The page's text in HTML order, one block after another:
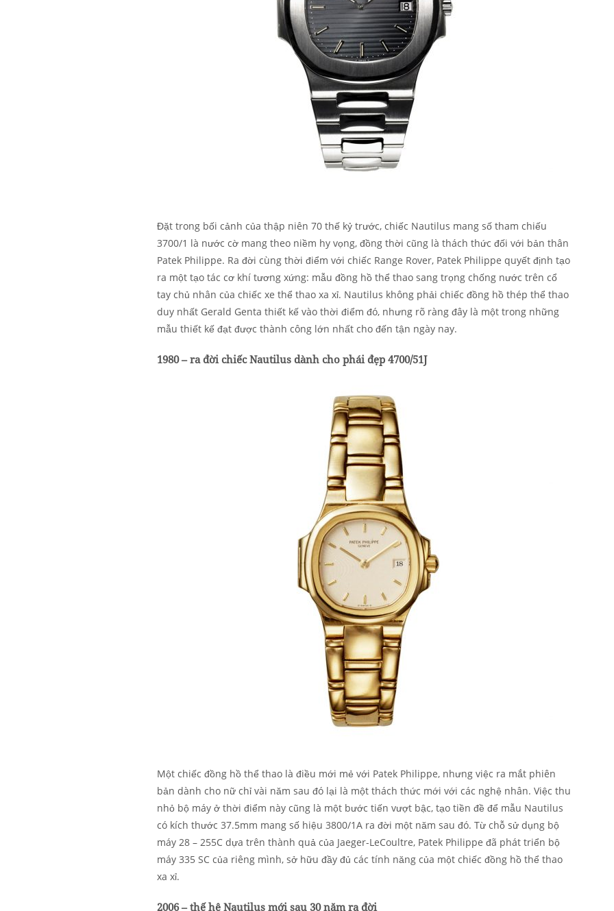
Đặt trong bối cảnh của thập niên 70 thế kỷ trước, chiếc Nautilus mang số tham chiếu
3700/1 là nước cờ mang theo niềm hy vọng, đồng thời cũng là thách thức đối với bản thân
Patek Philippe. Ra đời cùng thời điểm với chiếc Range Rover, Patek Philippe quyết định tạo
ra một tạo tác cơ khí tương xứng: mẫu đồng hồ thể thao sang trọng chống nước trên cổ
tay chủ nhân của chiếc xe thể thao xa xỉ. Nautilus không phải chiếc đồng hồ thép thể thao
duy nhất Gerald Genta thiết kế vào thời điểm đó, nhưng rõ ràng đây là một trong những
mẫu thiết kế đạt được thành công lớn nhất cho đến tận ngày nay.
1980 – ra đời chiếc Nautilus dành cho phái đẹp 4700/51J
Một chiếc đồng hồ thể thao là điều mới mẻ với Patek Philippe, nhưng việc ra mắt phiên
bản dành cho nữ chỉ vài năm sau đó lại là một thách thức mới với các nghệ nhân. Việc thu
nhỏ bộ máy ở thời điểm này cũng là một bước tiến vượt bậc, tạo tiền đề để mẫu Nautilus
có kích thước 37.5mm mang số hiệu 3800/1A ra đời một năm sau đó. Từ chỗ sử dụng bộ
máy 28 – 255C dựa trên thành quả của Jaeger-LeCoultre, Patek Philippe đã phát triển bộ
máy 335 SC của riêng mình, sở hữu đầy đủ các tính năng của một chiếc đồng hồ thể thao
xa xỉ.
2006 – thế hệ Nautilus mới sau 30 năm ra đời